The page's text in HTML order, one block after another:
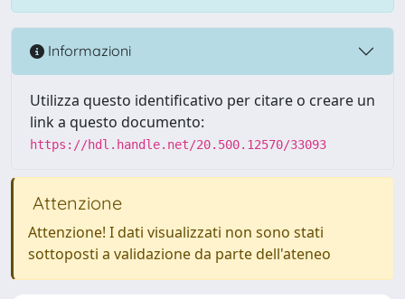
Informazioni
Utilizza questo identificativo per citare o creare un
link a questo documento:
https://hdl.handle.net/20.500.12570/33093
Attenzione
Attenzione! I dati visualizzati non sono stati
sottoposti a validazione da parte dell'ateneo